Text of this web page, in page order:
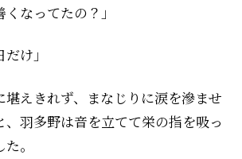
なってたの？」
け」
えきれず、まなじりに涙を滲ませ
、羽多野は音を立てて栄の指を吸っ
。